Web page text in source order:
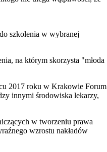
szkolenia w wybranej
na którym skorzysta "młoda
2017 roku w Krakowie Forum
innymi środowiska lekarzy,
w tworzeniu prawa
wzrostu nakładów